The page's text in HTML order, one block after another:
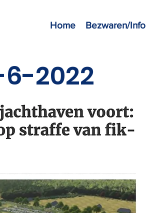
Home Bezwaren/Info
2022